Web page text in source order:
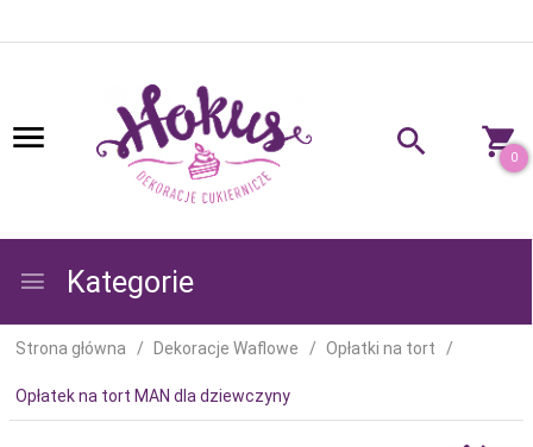
0
Kategorie
Strona główna Dekoracje Waflowe Opłatki na tort
Opłatek na tort MAN dla dziewczyny